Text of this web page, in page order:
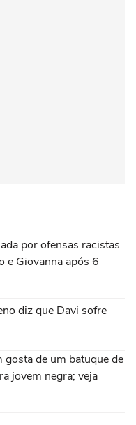
por ofensas racistas
e Giovanna após 6
diz que Davi sofre
de um batuque de
jovem negra; veja